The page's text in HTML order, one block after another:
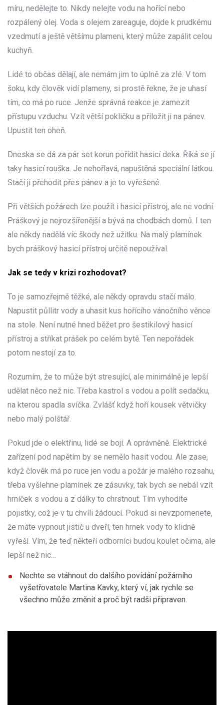
míru, nedělejte to. Nikdy nelejte vodu na hořící nebo
rozpálený olej. Voda s olejem zareaguje, dojde k prudkému
vzedmutí a ještě většímu plameni, který může zapálit celou
kuchyň.
Lidé to občas dělají, ale nemám jim to úplně za zlé. V tom
šoku, kdy člověk vidí plameny, si prostě řekne, že je uhasí
tím, co má po ruce. Jenže správná reakce je zamezit
přístupu vzduchu. Vzít větší pokličku a přiložit ji na pánev.
Upustit ten oheň.
Dneska se dá za pár set korun pořídit hasicí deka. Říká se jí
taky hasicí rouška. Je nehořlavá, napuštěná speciální látkou.
Stačí ji přehodit přes pánev a je to vyřešené.
Při větších požárech lze použít i hasicí přístroj, ale ne vodní.
Práškový je nejrozšířenější a bývá na chodbách domů. I ten
ale někdy nadělá víc škody než užitku. Na malý plamínek
bych práškový hasicí přístroj určitě nepoužíval.
Jak se tedy v krizi rozhodovat?
To je samozřejmě těžké, ale někdy opravdu stačí málo.
Napustit půllitr vody a uhasit kus hořícího vánočního věnce
na stole. Není nutné hned běžet pro šestikilový hasicí
přístroj a stříkat prášek po celém bytě. Ten nepořádek
potom nestojí za to.
Rozumím, že to může být stresující, ale minimálně je lepší
udělat něco než nic. Třeba kastrol s vodou a polít sedačku,
na kterou spadla svíčka. Zvlášť když hoří kousek větvičky
nebo malý polštář.
Pokud jde o elektřinu, lidé se bojí. A oprávněně. Elektrické
zařízení pod napětím by se nemělo hasit vodou. Ale zase,
když člověk má po ruce jen vodu a požár je malého rozsahu,
třeba vyšlehne plamínek ze zásuvky, tak bych se nebál vzít
hrníček s vodou a z dálky to chrstnout. Tím vyhodíte
pojistky, což je v tu chvíli žádoucí. Pokud si nevzpomenete,
že máte vypnout jistič u dveří, ten hrnek vody to klidně
vyřeší. Vím, že teď někteří odborníci budou koulet očima, ale
lepší než nic…
Nechte se vtáhnout do dalšího povídání požárního
vyšetřovatele Martina Kavky, který ví, jak rychle se
všechno může změnit a proč být radši připraven.